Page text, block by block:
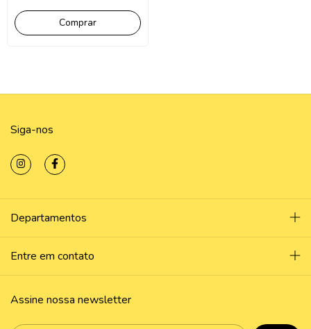
Siga-nos
Departamentos
Entre em contato
Assine nossa newsletter